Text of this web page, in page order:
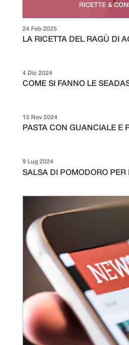
RICETTE &
LA RICETTA DEL RAGÙ DI
24 Feb 2025
COME SI FANNO LE
4 Dic 2024
PASTA CON GUANCIALE E
15 Nov 2024
SALSA DI POMODORO PER
9 Lug 2024